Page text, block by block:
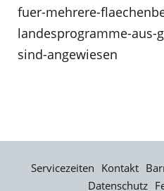
fuer-mehrere-
landesprogramme-aus-
sind-angewiesen
Servicezeiten Kontakt
Datenschutz